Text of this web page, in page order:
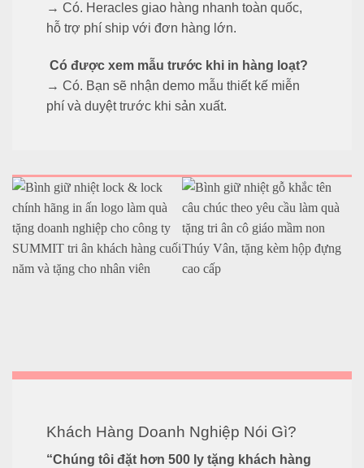
→ Có. Heracles giao hàng nhanh toàn quốc,
hỗ trợ phí ship với đơn hàng lớn.
Có được xem mẫu trước khi in hàng loạt?
→ Có. Bạn sẽ nhận demo mẫu thiết kế miễn
phí và duyệt trước khi sản xuất.
Khách Hàng Doanh Nghiệp Nói Gì?
“Chúng tôi đặt hơn 500 ly tặng khách hàng